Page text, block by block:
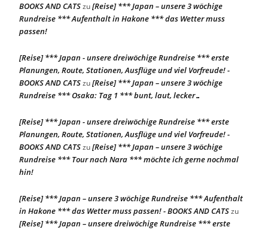
BOOKS AND CATSzu[Reise] *** Japan – unsere 3 wöchige
Rundreise *** Aufenthalt in Hakone *** das Wetter muss
passen!
[Reise] *** Japan - unsere dreiwöchige Rundreise *** erste
Planungen, Route, Stationen, Ausflüge und viel Vorfreude! -
BOOKS AND CATSzu[Reise] *** Japan – unsere 3 wöchige
Rundreise *** Osaka: Tag 1 *** bunt, laut, lecker…
[Reise] *** Japan - unsere dreiwöchige Rundreise *** erste
Planungen, Route, Stationen, Ausflüge und viel Vorfreude! -
BOOKS AND CATSzu[Reise] *** Japan – unsere 3 wöchige
Rundreise *** Tour nach Nara *** möchte ich gerne nochmal
hin!
[Reise] *** Japan – unsere 3 wöchige Rundreise *** Aufenthalt
in Hakone *** das Wetter muss passen! - BOOKS AND CATSzu
[Reise] *** Japan – unsere dreiwöchige Rundreise *** erste